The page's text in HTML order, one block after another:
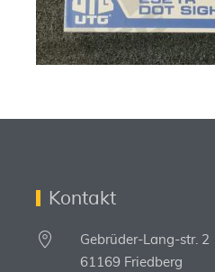
Kontakt
Gebrüder-Lang-str. 2
61169 Friedberg